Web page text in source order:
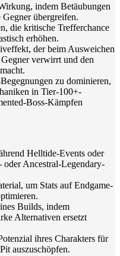
indem Betäubungen
übergreifen.
die kritische Trefferchance
erhöhen.
der beim Ausweichen
verwirrt und den
zu dominieren,
in Tier-100+-
Boss-Kämpfen
Helltide-Events oder
oder Ancestral-Legendary-
um Stats auf Endgame-
Builds, indem
Alternativen ersetzt
ihres Charakters für
auszuschöpfen.